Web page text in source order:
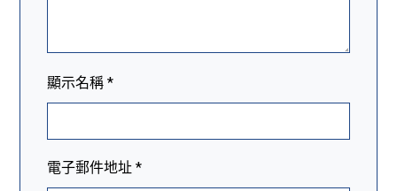
顯示名稱*
電子郵件地址*